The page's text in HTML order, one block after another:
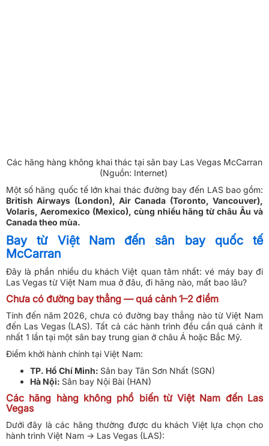
Các hãng hàng không khai thác tại sân bay Las Vegas McCarran
(Nguồn: Internet)
Một số hãng quốc tế lớn khai thác đường bay đến LAS bao gồm:
British Airways (London), Air Canada (Toronto, Vancouver),
Volaris, Aeromexico (Mexico), cùng nhiều hãng từ châu Âu và
Canada theo mùa.
Bay từ Việt Nam đến sân bay quốc tế
McCarran
Đây là phần nhiều du khách Việt quan tâm nhất: vé máy bay đi
Las Vegas từ Việt Nam mua ở đâu, đi hãng nào, mất bao lâu?
Chưa có đường bay thẳng — quá cảnh 1–2 điểm
Tính đến năm 2026, chưa có đường bay thẳng nào từ Việt Nam
đến Las Vegas (LAS). Tất cả các hành trình đều cần quá cảnh ít
nhất 1 lần tại một sân bay trung gian ở châu Á hoặc Bắc Mỹ.
Điểm khởi hành chính tại Việt Nam:
TP. Hồ Chí Minh: Sân bay Tân Sơn Nhất (SGN)
Hà Nội: Sân bay Nội Bài (HAN)
Các hãng hàng không phổ biến từ Việt Nam đến Las
Vegas
Dưới đây là các hãng thường được du khách Việt lựa chọn cho
hành trình Việt Nam → Las Vegas (LAS):